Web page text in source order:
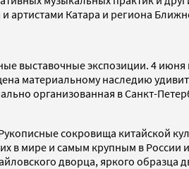
Катара и региона
экспозиции. 4 июня
материальному наследию
организованная в Санкт-
сокровища китайской
мире и самым крупным в России
дворца, яркого образца